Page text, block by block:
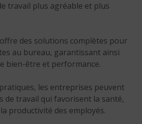
travail plus agréable et plus
offre des solutions complètes pour
au bureau, garantissant ainsi
bien-être et performance.
les entreprises peuvent
de travail qui favorisent la santé,
productivité des employés.